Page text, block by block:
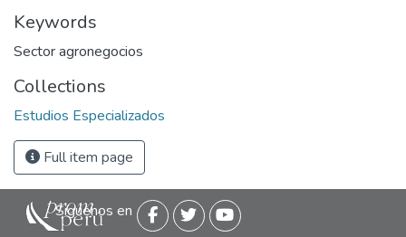
Keywords
Sector agronegocios
Collections
Estudios Especializados
Full item page
Siguenos en